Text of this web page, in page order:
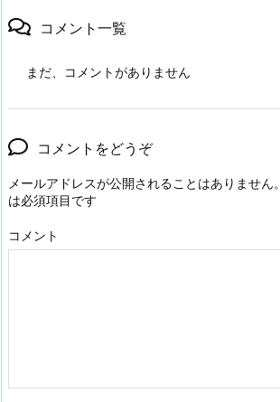
コメント一覧
まだ、コメントがありません
コメントをどうぞ
メールアドレスが公開されることはありません。
は必須項目です
コメント